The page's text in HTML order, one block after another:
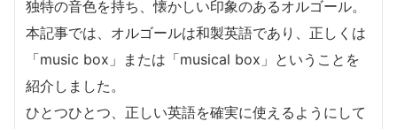
独特の音色を持ち、懐かしい印象のあるオルゴール。
本記事では、オルゴールは和製英語であり、正しくは
「music box」または「musical box」ということを
紹介しました。
ひとつひとつ、正しい英語を確実に使えるようにして